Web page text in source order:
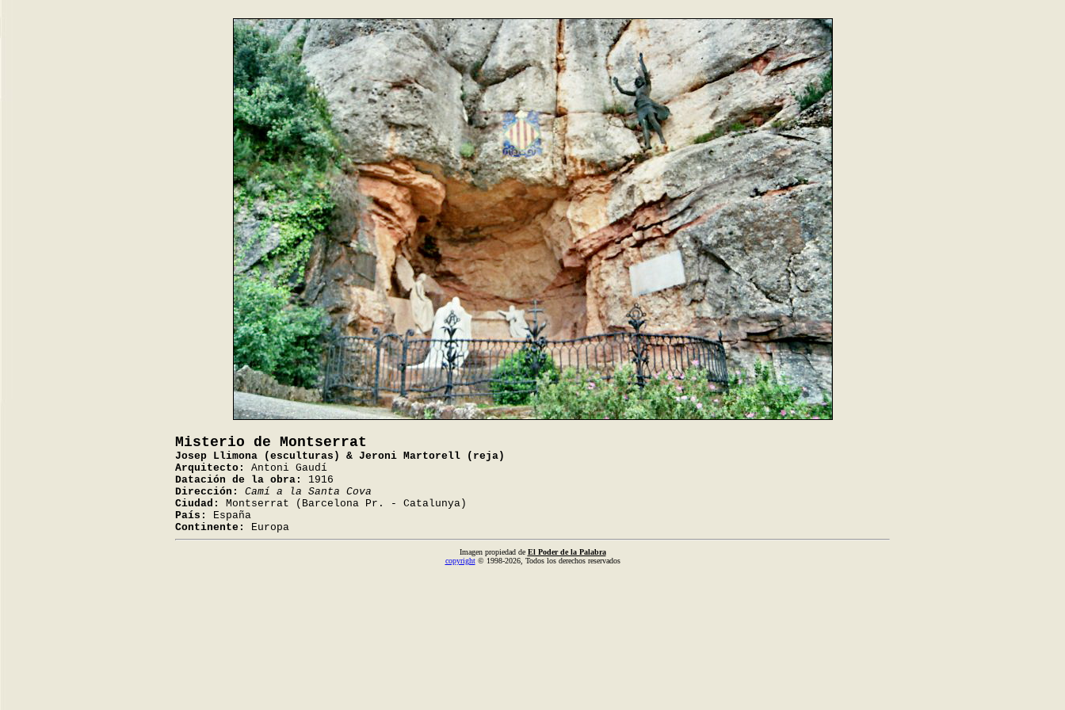
Misterio de Montserrat
Josep Llimona (esculturas) & Jeroni Martorell (reja)
Arquitecto:
Antoni Gaudí
Datación de la obra:
1916
Dirección:
Camí a la Santa Cova
Ciudad:
Montserrat (Barcelona Pr. - Catalunya)
País:
España
Continente:
Europa
Imagen propiedad de El Poder de la Palabra
copyright© 1998-2026, Todos los derechos reservados